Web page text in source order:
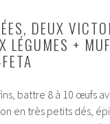
DEUX
LÉGUMES +
battre 8 à 10 œufs
en très petits dés,